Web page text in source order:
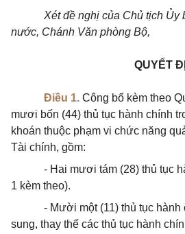
Xét đề nghị của Chủ tịch Ủy
nước, Chánh Văn phòng Bộ,
QUYẾT
Điều 1. Công bố kèm theo
mươi bốn (44) thủ tục hành chính
khoán thuộc phạm vi chức năng
Tài chính, gồm:
- Hai mươi tám (28) thủ tục
1 kèm theo).
- Mười một (11) thủ tục
sung, thay thế các thủ tục hành